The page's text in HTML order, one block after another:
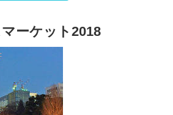
ーケット2018